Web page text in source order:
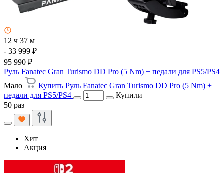
12 ч 37 м
- 33 999 ₽
95 990 ₽
Руль Fanatec Gran Turismo DD Pro (5 Nm) + педали для PS5/PS4
Мало
Купить Руль Fanatec Gran Turismo DD Pro (5 Nm) +
педали для PS5/PS4
Купили
50 раз
Хит
Акция